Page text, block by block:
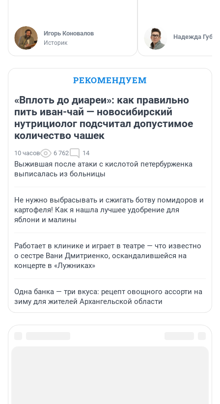
Игорь Коновалов
Историк
Надежда
РЕКОМЕНДУЕМ
«Вплоть до диареи»: как правильно
пить иван-чай — новосибирский
нутрициолог подсчитал допустимое
количество чашек
10 часов 6 762 14
Выжившая после атаки с кислотой петербурженка
выписалась из больницы
Не нужно выбрасывать и сжигать ботву помидоров и
картофеля! Как я нашла лучшее удобрение для
яблони и малины
Работает в клинике и играет в театре — что известно
о сестре Вани Дмитриенко, оскандалившейся на
концерте в «Лужниках»
Одна банка — три вкуса: рецепт овощного ассорти на
зиму для жителей Архангельской области